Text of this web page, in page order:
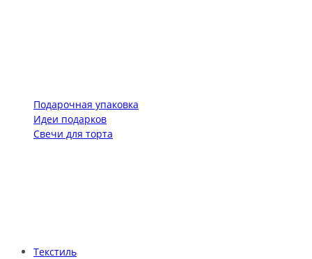
Подарочная упаковка
Идеи подарков
Свечи для торта
Текстиль